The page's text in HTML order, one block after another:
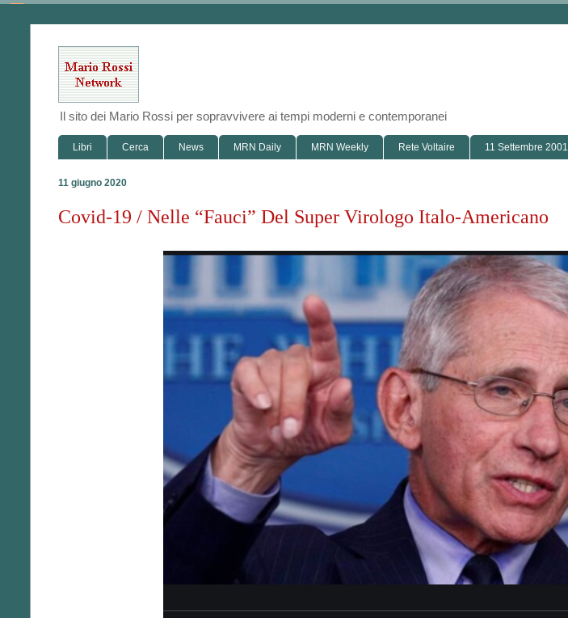
Il sito dei Mario Rossi per sopravvivere ai tempi moderni e contemporanei
Libri Cerca News MRN Daily MRN Weekly Rete Voltaire 11 Settembre 2001
11 giugno 2020
Covid-19 / Nelle “Fauci” Del Super Virologo Italo-Americano